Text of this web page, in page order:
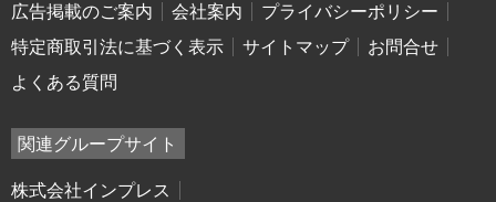
広告掲載のご案内
会社案内
プライバシーポリシー
特定商取引法に基づく表示
サイトマップ
お問合せ
よくある質問
関連グループサイト
株式会社インプレス